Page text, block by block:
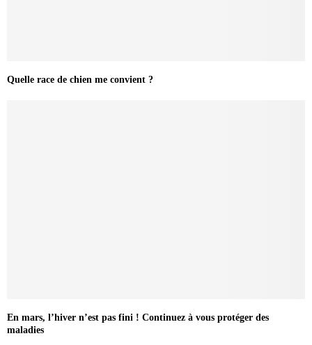
Quelle race de chien me convient ?
En mars, l’hiver n’est pas fini ! Continuez à vous protéger des
maladies